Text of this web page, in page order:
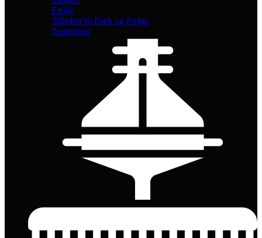
Fælge
Tilbehør til Dæk og Fælge
Trailerdele